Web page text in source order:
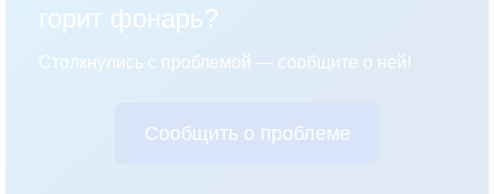
горит фонарь?
Столкнулись с проблемой — сообщите о ней!
Сообщить о проблеме